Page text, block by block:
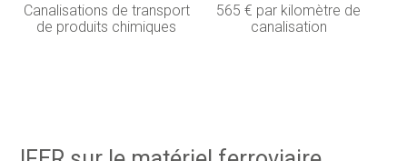
Canalisations de transport
de produits chimiques
565 € par kilomètre de
canalisation